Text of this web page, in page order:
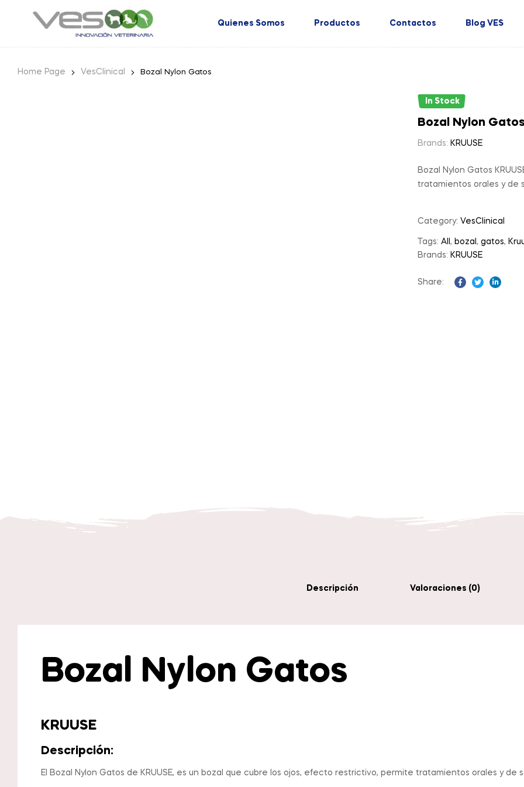
Quienes Somos Productos Contactos Blog VES
Home Page VesClinical Bozal Nylon Gatos
In Stock
Bozal Nylon
Brands: KRUUSE
Bozal Nylon Gatos
tratamientos orales y de
Category: VesClinical
Tags: All , bozal , gatos,
Brands: KRUUSE
Share:
Descripción Valoraciones (0)
Bozal Nylon Gatos
KRUUSE
Descripción:
El Bozal Nylon Gatos de KRUUSE, es un bozal que cubre los ojos, efecto restrictivo, permite tratamientos orales y de